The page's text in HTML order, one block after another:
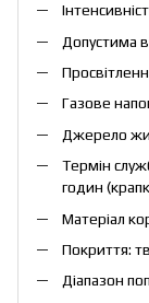
Допустима
Газове
Джерело
Термін
годин
Матеріал
Покриття:
Діапазон